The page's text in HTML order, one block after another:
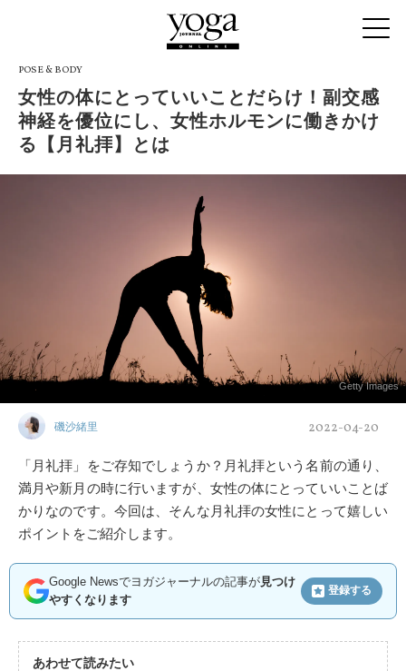
POSE & BODY
女性の体にとっていいことだらけ！副交感
神経を優位にし、女性ホルモンに働きかけ
る【月礼拝】とは
Getty Images
磯沙緒里 2022-04-20
「月礼拝」をご存知でしょうか？月礼拝という名前の通り、
満月や新月の時に行いますが、女性の体にとっていいことば
かりなのです。今回は、そんな月礼拝の女性にとって嬉しい
ポイントをご紹介します。
Google Newsでヨガジャーナルの記事が見つけ
やすくなります
登録する
あわせて読みたい